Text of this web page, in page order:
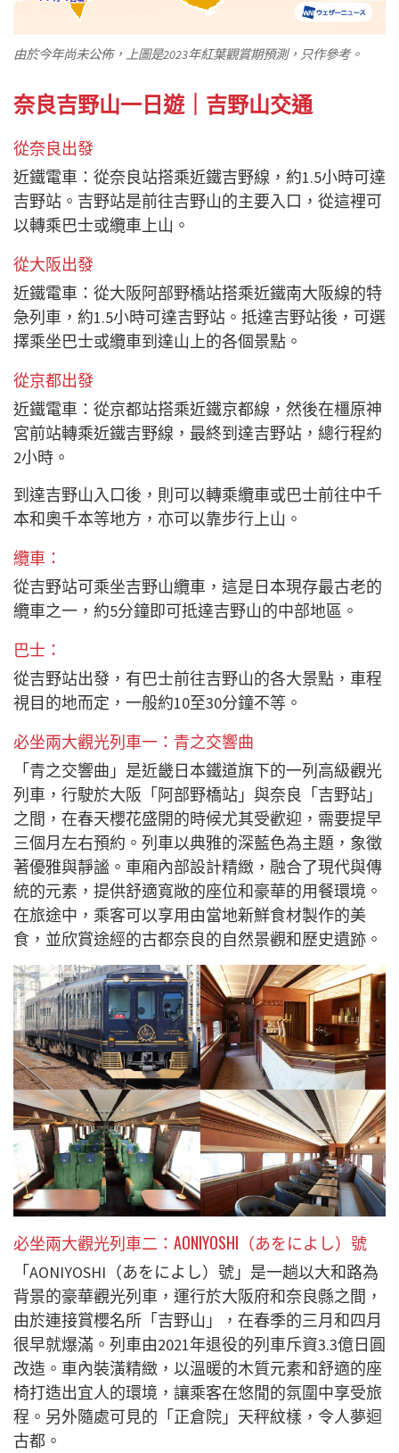
由於今年尚未公佈，上圖是2023年紅葉觀賞期預測，只作參考。
奈良吉野山一日遊｜吉野山交通
從奈良出發
近鐵電車：從奈良站搭乘近鐵吉野線，約1.5小時可達
吉野站。吉野站是前往吉野山的主要入口，從這裡可
以轉乘巴士或纜車上山。
從大阪出發
近鐵電車：從大阪阿部野橋站搭乘近鐵南大阪線的特
急列車，約1.5小時可達吉野站。抵達吉野站後，可選
擇乘坐巴士或纜車到達山上的各個景點。
從京都出發
近鐵電車：從京都站搭乘近鐵京都線，然後在橿原神
宮前站轉乘近鐵吉野線，最終到達吉野站，總行程約
2小時。
到達吉野山入口後，則可以轉乘纜車或巴士前往中千
本和奧千本等地方，亦可以靠步行上山。
纜車：
從吉野站可乘坐吉野山纜車，這是日本現存最古老的
纜車之一，約5分鐘即可抵達吉野山的中部地區。
巴士：
從吉野站出發，有巴士前往吉野山的各大景點，車程
視目的地而定，一般約10至30分鐘不等。
必坐兩大觀光列車一 ：青之交響曲
「青之交響曲」是近畿日本鐵道旗下的一列高級觀光
列車，行駛於大阪「阿部野橋站」與奈良「吉野站」
之間，在春天櫻花盛開的時候尤其受歡迎，需要提早
三個月左右預約。列車以典雅的深藍色為主題，象徵
著優雅與靜謐。車廂內部設計精緻，融合了現代與傳
統的元素，提供舒適寬敞的座位和豪華的用餐環境。
在旅途中，乘客可以享用由當地新鮮食材製作的美
食，並欣賞途經的古都奈良的自然景觀和歷史遺跡。
必坐兩大觀光列車二 ：AONIYOSHI（あをによし）號
「AONIYOSHI（あをによし）號」是一趟以大和路為
背景的豪華觀光列車，運行於大阪府和奈良縣之間，
由於連接賞櫻名所「吉野山」，在春季的三月和四月
很早就爆滿。列車由2021年退役的列車斥資3.3億日圓
改造。車內裝潢精緻，以溫暖的木質元素和舒適的座
椅打造出宜人的環境，讓乘客在悠閒的氛圍中享受旅
程。另外隨處可見的「正倉院」天秤紋樣，令人夢迴
古都。